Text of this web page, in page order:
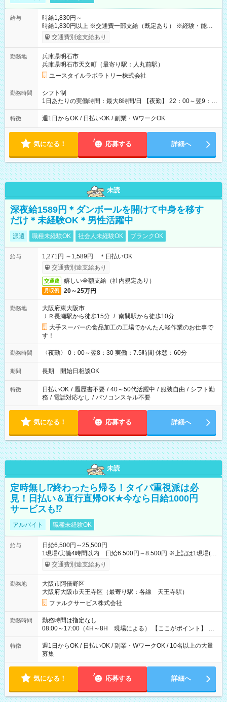
給与
時給1,830円～
時給1,830円以上 ※交通費一部支給（既定あり） ※経験・能力を
考慮して決定します 【収入例】 週1回勤務の場合：1,830円×8時
間×4回=5万8,560円 週3回勤務の場合：1,830円×8時間×12回
月 ※ 雇用形態と給与に、本採用時と異なる部分があります。 雇
用形態：本採用時と同じです。 給与：時給 1,550円以上
交通費別途支給あり
勤務地
兵庫県明石市
兵庫県明石市天文町（最寄り駅：人丸前駅）
ユースタイルラボラトリー株式会社
勤務時間
シフト制
1日あたりの実働時間：最大8時間/日 【夜勤】 22：00～翌9：
00 ※週1日～OK ／ 夜勤専従 ＊＊ 勤務時間例 ＊＊ ■22時か
ら翌7時 ■23時から翌8時 ■24時から翌9時 など ※上記の時間
ます。 ※曜日固定（毎週同じ曜日での勤務となります）
特徴 週1日からOK / 日払いOK / 副業・WワークOK
気になる！ 応募する 詳細へ
未読
深夜給1589円＊ダンボールを開けて中身を移す
だけ＊未経験OK＊男性活躍中
派遣 職種未経験OK 社会人未経験OK ブランクOK
給与
1,271円 ～1,589円 ＊日払いOK
交通費別途支給あり
交通費 嬉しい全額支給（社内規定あり）
月収例 20～25万円
勤務地
大阪府東大阪市
ＪＲ長瀬駅から徒歩15分 / 南巽駅から徒歩10分
大手スーパーの食品加工の工場でかんたん軽作業のお仕事で
す！
勤務時間 〈夜勤〉 0：00～翌8：30 実働：7.5時間 休憩：60分
期間 長期 開始日相談OK
特徴 日払いOK / 履歴書不要 / 40～50代活躍中 / 服装自由 / シフト勤
務 / 電話対応なし / パソコンスキル不要
気になる！ 応募する 詳細へ
未読
定時無し⁉終わったら帰る！タイパ重視派は必
見！日払い＆直行直帰OK★今なら日給1000円
サービスも⁉
アルバイト 職種未経験OK
給与
日給6,500円～25,500円
1現場/実働4時間以内 日給6.500円～8.500円 ※上記は1現場(実
働4時間以内)あたりの給与です ※基本は1日あたり2現場(実働8
時間以内)をお任せします。その場合の支給額は日給1,3000円で
～」ですが、今なら初出勤をした人は採用祝いで【日給+1.000
円】のボーナスが！★（その他待遇に変更ありません） 現場に
よっては早く終わることもあり！ その場合も給与金額は変わり
ません！ ≪給与例≫ ・週1日勤務 ㈪～㈮は本業のため㈯のみ
1現場/6.500×2現場＝日給13.000円×4日 ＝月給52.000円 ・週6
日でレギュラー勤務(勤続1年) 1現場/7.200×2現場＝日給14.400
る」などをして月に40万以上を稼ぐ人も☆ ◆支払い方法：日払
い・週払い・月3回払いが選択可能 【試用期間】試用期間なし
交通費別途支給あり
勤務地
大阪市阿倍野区
大阪府大阪市天王寺区（最寄り駅：各線 天王寺駅）
ファルクサービス株式会社
勤務時間
勤務時間は指定なし
08:00～17:00（4H～8H 現場による） 【ここがポイント】 ◆
給与の日給保障あり！ 「4時間の現場」が「1時間」で終わった
時も給料変わらず！ 「4時間の現場」のお給料をお支払いします
♪ 1日にたくさんの現場をこなせば、高収入を実現可能！
特徴
週1日からOK / 日払いOK / 副業・WワークOK / 10名以上の大量
募集
気になる！ 応募する 詳細へ